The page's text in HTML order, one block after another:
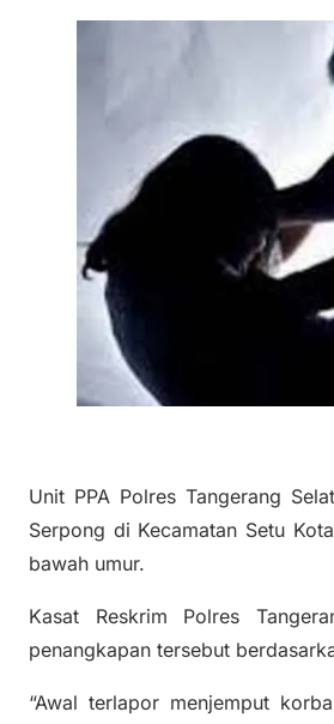
Unit PPA Polres Tangerang
Serpong di Kecamatan Setu
bawah umur.
Kasat Reskrim Polres
penangkapan tersebut
“Awal terlapor menjemput